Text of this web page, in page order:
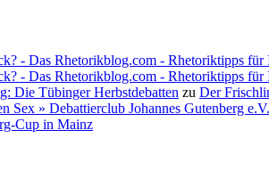
- Das Rhetorikblog.com - Rhetoriktipps
- Das Rhetorikblog.com - Rhetoriktipps
Die Tübinger Herbstdebatten zu Der
» Debattierclub Johannes Gutenberg e.V.
Cup in Mainz